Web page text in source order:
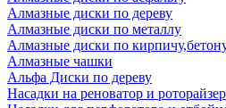
Алмазные диски по дереву
Алмазные диски по металлу
Алмазные диски по
Алмазные чашки
Альфа Диски по дереву
Насадки на реноватор и роторайзер